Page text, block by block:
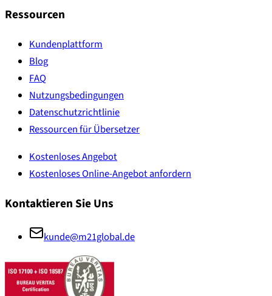
Ressourcen
Kundenplattform
Blog
FAQ
Nutzungsbedingungen
Datenschutzrichtlinie
Ressourcen für Übersetzer
Kostenloses Angebot
Kostenloses Online-Angebot anfordern
Kontaktieren Sie Uns
kunde@m21global.de